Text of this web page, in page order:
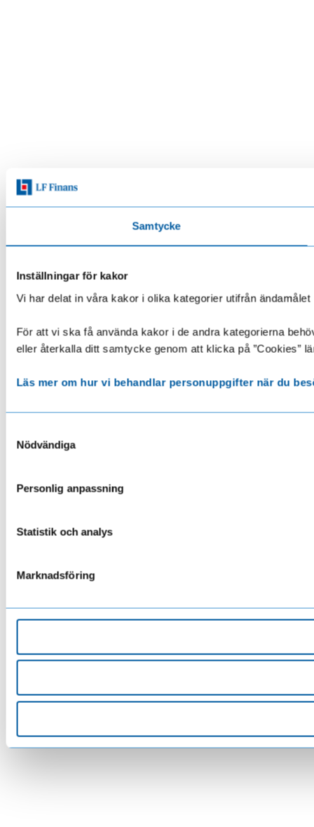
Samtycke
Inställningar för kakor
Vi har delat in våra kakor i olika kategorier utifrån
För att vi ska få använda kakor i de andra kategorierna
eller återkalla ditt samtycke genom att klicka på ”Cookies”
Läs mer om hur vi behandlar personuppgifter när du
Nödvändiga
Personlig anpassning
Statistik och analys
Marknadsföring